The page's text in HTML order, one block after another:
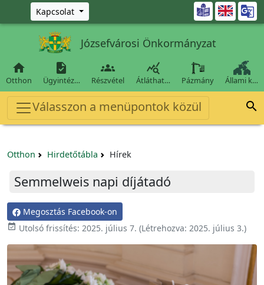
Ugrás a fő tartalomra
Kapcsolat 
Józsefvárosi Önkormányzat

Otthon

Ügyintéz…

Részvétel

Átláthat… Pázmány Állami k…
Válasszon a menüpontok közül 
Otthon Hirdetőtábla Hírek
Semmelweis napi díjátadó
Megosztás Facebook-on
 Utolsó frissítés: 2025. július 7. (Létrehozva: 2025. július 3.)